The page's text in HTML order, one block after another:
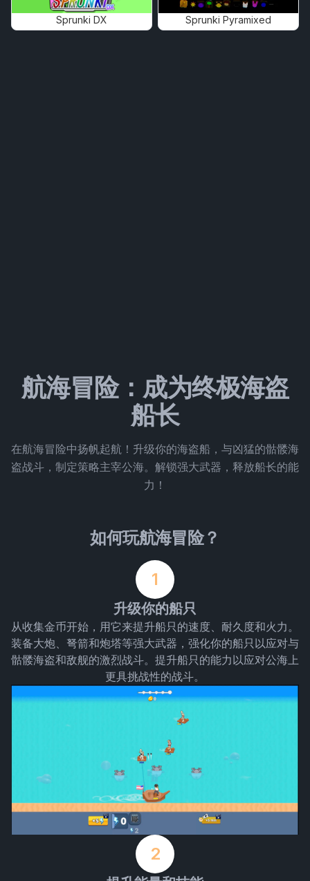
Sprunki DX Sprunki Pyramixed
航海冒险：成为终极海盗
船长
在航海冒险中扬帆起航！升级你的海盗船，与凶猛的骷髅海
盗战斗，制定策略主宰公海。解锁强大武器，释放船长的能
力！
如何玩航海冒险？
1
升级你的船只
从收集金币开始，用它来提升船只的速度、耐久度和火力。
装备大炮、弩箭和炮塔等强大武器，强化你的船只以应对与
骷髅海盗和敌舰的激烈战斗。提升船只的能力以应对公海上
更具挑战性的战斗。
2